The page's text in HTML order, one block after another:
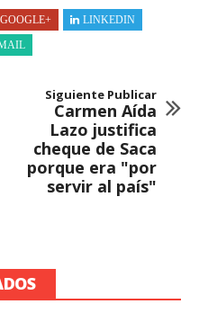
GOOGLE+
LINKEDIN
Siguiente Publicar
Carmen Aída
Lazo justifica
cheque de Saca
porque era "por
servir al país"